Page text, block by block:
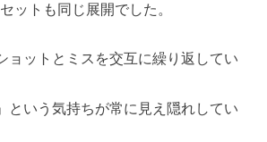
ットも同じ展開でした。
ョットとミスを交互に繰り返してい
という気持ちが常に見え隠れしてい